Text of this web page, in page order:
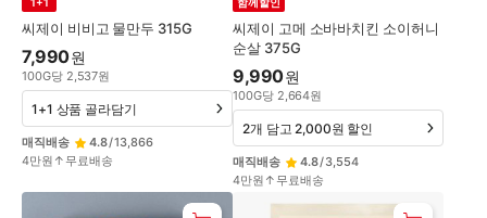
씨제이 비비고 물만두 315G
7,990원
100G당 2,537원
매직배송 4.8/13,866
4만원↑무료배송
1+1 상품 골라담기
씨제이 고메 소바바치킨 소이허니
순살 375G
9,990원
100G당 2,664원
매직배송 4.8/3,554
4만원↑무료배송
2개 담고 2,000원 할인